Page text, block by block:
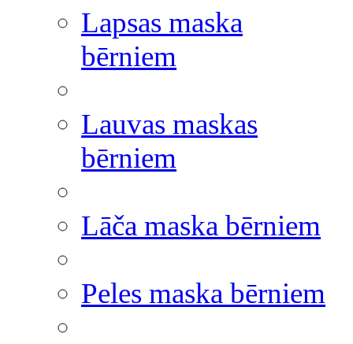
Lapsas maska
bērniem
Lauvas maskas
bērniem
Lāča maska bērniem
Peles maska bērniem